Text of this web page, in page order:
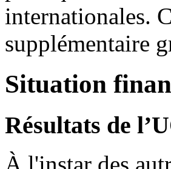
internationales.
supplémentaire
Situation
Résultats de